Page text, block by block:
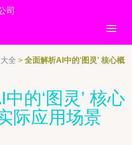
司
全 > 全面解析AI中的‘图灵’ 核心概
的‘图灵’ 核心
际应用场景